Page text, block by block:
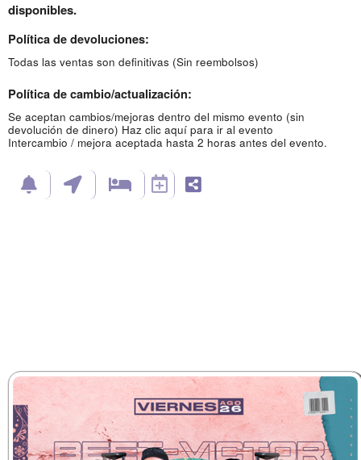
disponibles.
Política de devoluciones:
Todas las ventas son definitivas (Sin reembolsos)
Política de cambio/actualización:
Se aceptan cambios/mejoras dentro del mismo evento (sin
devolución de dinero) Haz clic aquí para ir al evento
Intercambio / mejora aceptada hasta 2 horas antes del evento.